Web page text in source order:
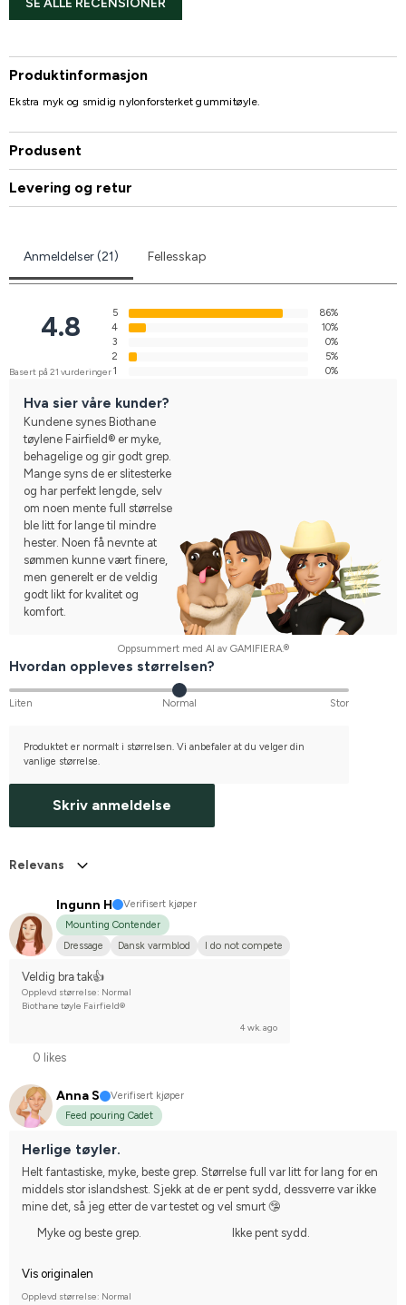
SE ALLE RECENSIONER
Produktinformasjon
Ekstra myk og smidig nylonforsterket gummitøyle.
Produsent
Levering og retur
Anmeldelser (21) Fellesskap
4.8
Basert på 21 vurderinger
5
86%
4
10%
3
0%
2
5%
1
0%
Hva sier våre kunder?
Kundene synes Biothane
tøylene Fairfield® er myke,
behagelige og gir godt grep.
Mange syns de er slitesterke
og har perfekt lengde, selv
om noen mente full størrelse
ble litt for lange til mindre
hester. Noen få nevnte at
sømmen kunne vært finere,
men generelt er de veldig
godt likt for kvalitet og
komfort.
Oppsummert med AI av GAMIFIERA.®
Hvordan oppleves størrelsen?
Liten Normal Stor
Produktet er normalt i størrelsen. Vi anbefaler at du velger din
vanlige størrelse.
Skriv anmeldelse
Relevans
Ingunn H
Verifisert kjøper
Mounting Contender
Dressage
Dansk varmblod I do not compete
Veldig bra tak👍
Opplevd størrelse: Normal
Biothane tøyle Fairfield®
4 wk. ago
0 likes
Anna S
Verifisert kjøper
Feed pouring Cadet
Herlige tøyler.
Helt fantastiske, myke, beste grep. Størrelse full var litt for lang for en
middels stor islandshest. Sjekk at de er pent sydd, dessverre var ikke
mine det, så jeg etter de var testet og vel smurt 🤥
Myke og beste grep.
Ikke pent sydd.
Vis originalen
Opplevd størrelse: Normal